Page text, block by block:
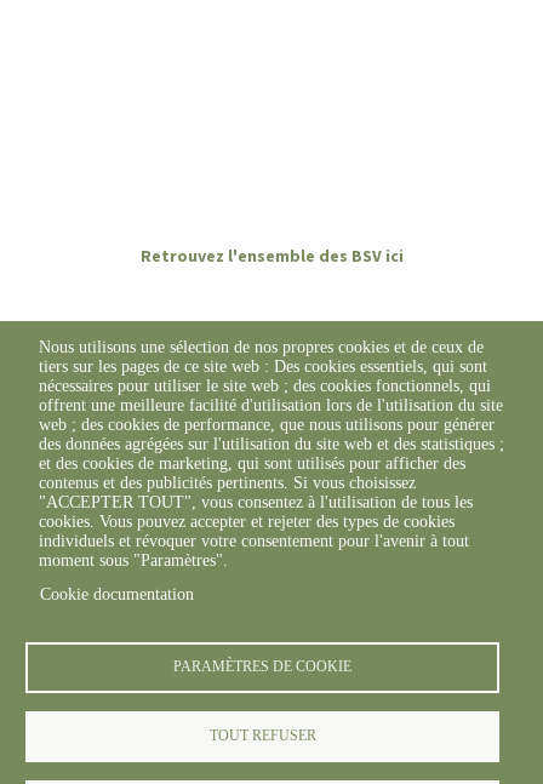
Retrouvez l'ensemble des BSV ici
© FREDON 2019 -Mentions légales
Nous utilisons une sélection de nos propres cookies et de ceux de
tiers sur les pages de ce site web : Des cookies essentiels, qui sont
nécessaires pour utiliser le site web ; des cookies fonctionnels, qui
offrent une meilleure facilité d'utilisation lors de l'utilisation du site
web ; des cookies de performance, que nous utilisons pour générer
des données agrégées sur l'utilisation du site web et des statistiques ;
et des cookies de marketing, qui sont utilisés pour afficher des
contenus et des publicités pertinents. Si vous choisissez
"ACCEPTER TOUT", vous consentez à l'utilisation de tous les
cookies. Vous pouvez accepter et rejeter des types de cookies
individuels et révoquer votre consentement pour l'avenir à tout
moment sous "Paramètres".
Cookie documentation
PARAMÈTRES DE COOKIE
TOUT REFUSER